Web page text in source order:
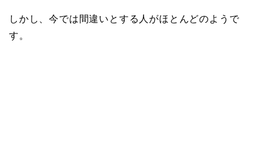
しかし、今では間違いとする人がほとんどのようで
す。